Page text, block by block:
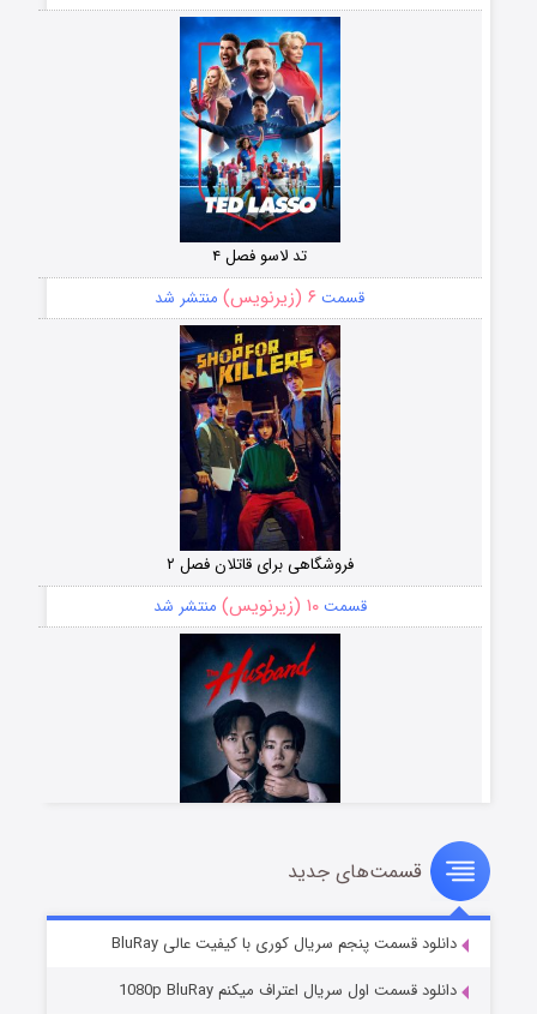
تد لاسو فصل ۴
قسمت ۶ (زیرنویس) منتشر شد
فروشگاهی برای قاتلان فصل ۲
قسمت۱۰ (زیرنویس) منتشر شد
قسمت۸ (زیرنویس) منتشر شد
قسمت‌های جدید
دانلود قسمت پنجم سریال کوری با کیفیت عالی BluRay
دانلود قسمت اول سریال اعتراف میکنم 1080p BluRay